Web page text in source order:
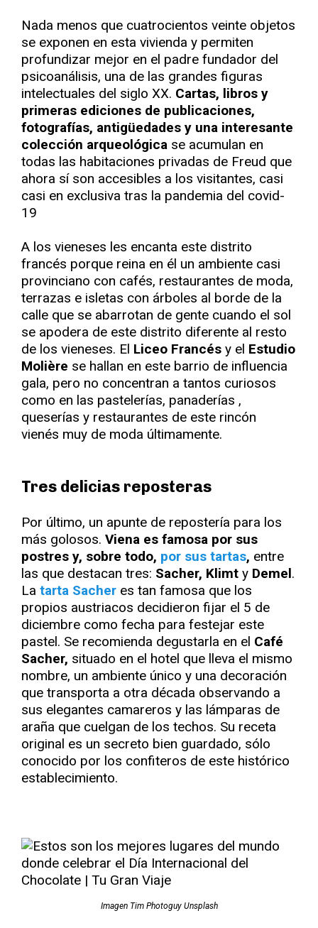
Nada menos que cuatrocientos veinte objetos
se exponen en esta vivienda y permiten
profundizar mejor en el padre fundador del
psicoanálisis, una de las grandes figuras
intelectuales del siglo XX. Cartas, libros y
primeras ediciones de publicaciones,
fotografías, antigüedades y una interesante
colección arqueológica se acumulan en
todas las habitaciones privadas de Freud que
ahora sí son accesibles a los visitantes, casi
casi en exclusiva tras la pandemia del covid-
19
A los vieneses les encanta este distrito
francés porque reina en él un ambiente casi
provinciano con cafés, restaurantes de moda,
terrazas e isletas con árboles al borde de la
calle que se abarrotan de gente cuando el sol
se apodera de este distrito diferente al resto
de los vieneses. El Liceo Francés y el Estudio
Molière se hallan en este barrio de influencia
gala, pero no concentran a tantos curiosos
como en las pastelerías, panaderías ,
queserías y restaurantes de este rincón
vienés muy de moda últimamente.
Tres delicias reposteras
Por último, un apunte de repostería para los
más golosos. Viena es famosa por sus
postres y, sobre todo, por sus tartas, entre
las que destacan tres: Sacher, Klimt y Demel.
La tarta Sacher es tan famosa que los
propios austriacos decidieron fijar el 5 de
diciembre como fecha para festejar este
pastel. Se recomienda degustarla en el Café
Sacher, situado en el hotel que lleva el mismo
nombre, un ambiente único y una decoración
que transporta a otra década observando a
sus elegantes camareros y las lámparas de
araña que cuelgan de los techos. Su receta
original es un secreto bien guardado, sólo
conocido por los confiteros de este histórico
establecimiento.
Imagen Tim Photoguy Unsplash